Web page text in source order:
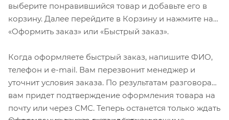
выберите понравившийся товар и добавьте его в
корзину. Далее перейдите в Корзину и нажмите на
«Оформить заказ» или «Быстрый заказ».
Когда оформляете быстрый заказ, напишите ФИО,
телефон и e-mail. Вам перезвонит менеджер и
уточнит условия заказа. По результатам разговора
вам придет подтверждение оформления товара на
почту или через СМС. Теперь останется только ждать